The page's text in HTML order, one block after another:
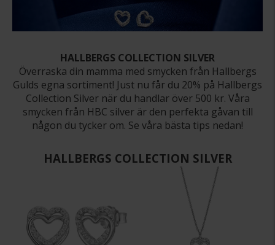
HALLBERGS COLLECTION SILVER
Överraska din mamma med smycken från Hallbergs
Gulds egna sortiment! Just nu får du 20% på Hallbergs
Collection Silver när du handlar över 500 kr. Våra
smycken från HBC silver är den perfekta gåvan till
någon du tycker om. Se våra bästa tips nedan!
HALLBERGS COLLECTION SILVER